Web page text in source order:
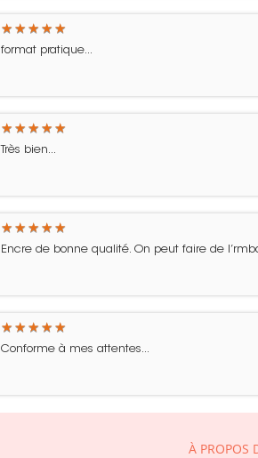
★ ★ ★ ★ ★
★ ★ ★ ★ ★
format pratique...
★ ★ ★ ★ ★
★ ★ ★ ★ ★
Très bien...
★ ★ ★ ★ ★
★ ★ ★ ★ ★
Encre de bonne qualité. On peut faire de
★ ★ ★ ★ ★
★ ★ ★ ★ ★
Conforme à mes attentes...
À PROPOS